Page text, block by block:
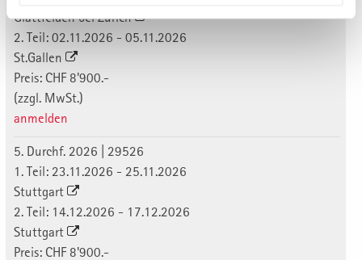
Glattfelden bei Zürich
2. Teil: 02.11.2026 - 05.11.2026
St.Gallen
Preis: CHF 8'900.-
(zzgl. MwSt.)
anmelden
5. Durchf. 2026 | 29526
1. Teil: 23.11.2026 - 25.11.2026
Stuttgart
2. Teil: 14.12.2026 - 17.12.2026
Stuttgart
Preis: CHF 8'900.-